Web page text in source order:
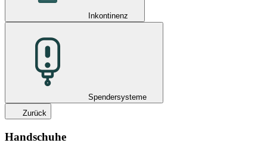
Inkontinenz
Spendersysteme
Zurück
Handschuhe